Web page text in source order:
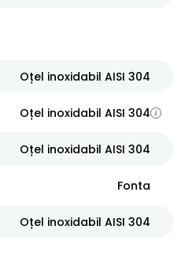
Oțel inoxidabil AISI 304
Oțel inoxidabil AISI 304
Oțel inoxidabil AISI 304
Fonta
Oțel inoxidabil AISI 304